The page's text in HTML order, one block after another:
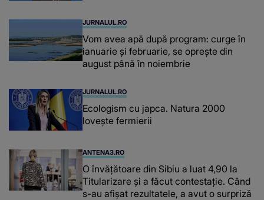
JURNALUL.RO
Vom avea apă după program: curge în
ianuarie și februarie, se oprește din
august până în noiembrie
JURNALUL.RO
Ecologism cu japca. Natura 2000
lovește fermierii
ANTENA3.RO
O învățătoare din Sibiu a luat 4,90 la
Titularizare și a făcut contestație. Când
s-au afișat rezultatele, a avut o surpriză